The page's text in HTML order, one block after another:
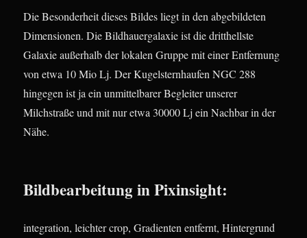
Die Besonderheit dieses Bildes liegt in den abgebildeten
Dimensionen. Die Bildhauergalaxie ist die dritthellste
Galaxie außerhalb der lokalen Gruppe mit einer Entfernung
von etwa 10 Mio Lj. Der Kugelsternhaufen NGC 288
hingegen ist ja ein unmittelbarer Begleiter unserer
Milchstraße und mit nur etwa 30000 Lj ein Nachbar in der
Nähe.
Bildbearbeitung in Pixinsight:
integration, leichter crop, Gradienten entfernt, Hintergrund